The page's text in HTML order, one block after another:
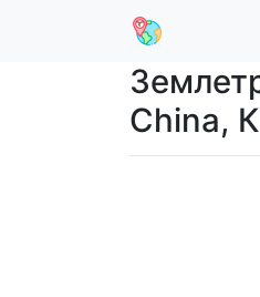
China,